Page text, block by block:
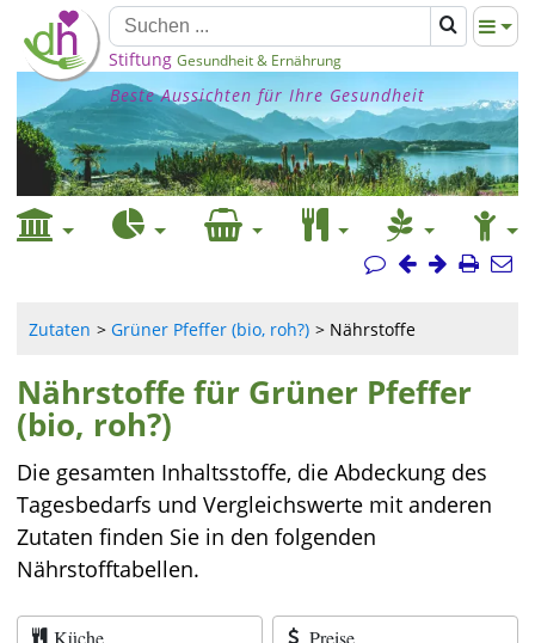
Stiftung Gesundheit & Ernährung
Beste Aussichten für Ihre Gesundheit
Zutaten Grüner Pfeffer (bio, roh?) Nährstoffe
Nährstoffe für Grüner Pfeffer
(bio, roh?)
Die gesamten Inhaltsstoffe, die Abdeckung des
Tagesbedarfs und Vergleichswerte mit anderen
Zutaten finden Sie in den folgenden
Nährstofftabellen.
Küche Preise